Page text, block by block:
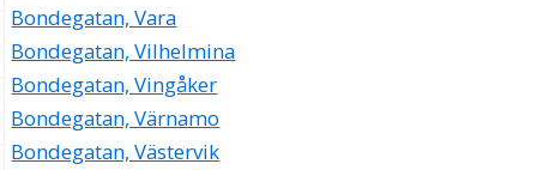
Bondegatan, Vara
Bondegatan, Vilhelmina
Bondegatan, Vingåker
Bondegatan, Värnamo
Bondegatan, Västervik